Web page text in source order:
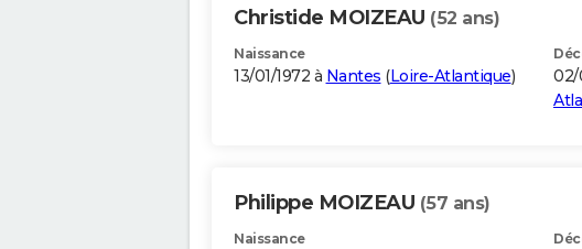
Christide MOIZEAU (52 ans)
Naissance
13/01/1972 à Nantes (Loire-Atlantique) 02/
Philippe MOIZEAU (57 ans)
Naissance